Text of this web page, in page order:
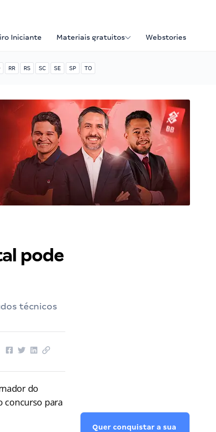
Iniciante Materiais gratuitos Webstories
RR RS SC SE SP TO
pode
técnicos
do
concurso para
Quer conquistar a sua